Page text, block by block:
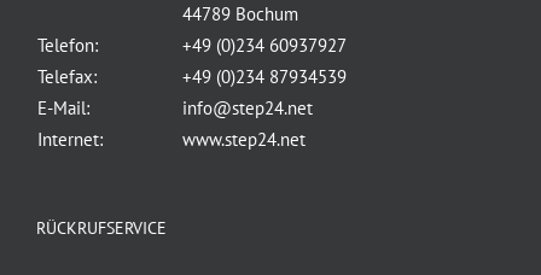
44789 Bochum
Telefon:
+49 (0)234 60937927
Telefax:
+49 (0)234 87934539
E-Mail:
info@step24.net
Internet:
www.step24.net
RÜCKRUFSERVICE